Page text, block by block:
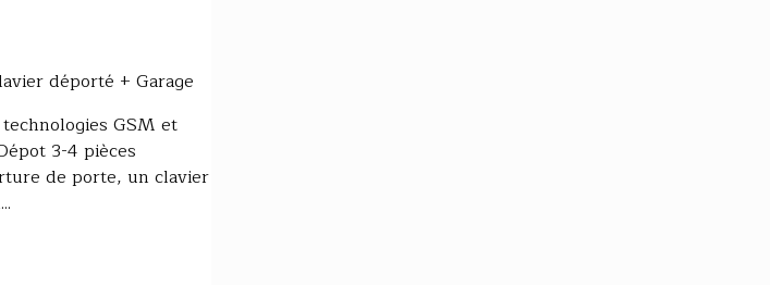
déporté + Garage
GSM et
3-4 pièces
de porte, un clavier